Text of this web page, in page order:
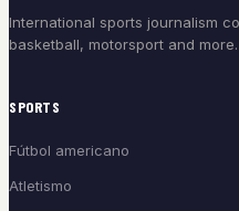
International sports journalism
basketball, motorsport and
SPORTS
Fútbol americano
Atletismo